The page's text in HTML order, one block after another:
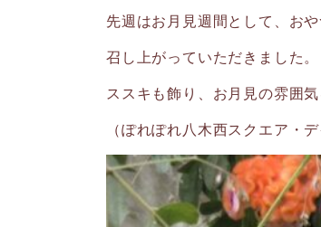
先週はお月見週間として、お
召し上がっていただきました。
ススキも飾り、お月見の雰囲
（ぽれぽれ八木西スクエア・デ